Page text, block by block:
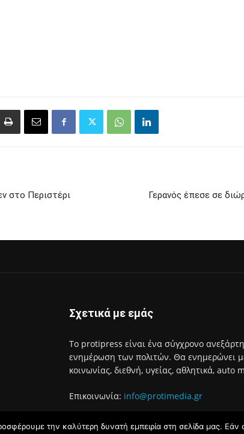
στο Περιστέρι
Γερανός έπεσε σε
Σχετικά με εμάς
Το protipress είναι ένα σύγχρονο
ενημέρωση των πολιτών. Θα ενημερώνει
κοινωνίας, διεθνή, υγείας, αθλητικά, auto
Επικοινωνία: info@protimedia.gr
την καλύτερη δυνατή εμπειρία στη σελίδα μας. Εάν